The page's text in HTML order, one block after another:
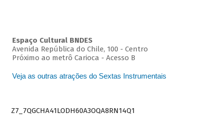
Espaço Cultural BNDES
Avenida República do Chile, 100 - Centro
Próximo ao metrô Carioca - Acesso B
Veja as outras atrações do Sextas Instrumentais
Z7_7QGCHA41LODH60A3OQA8RN14Q1